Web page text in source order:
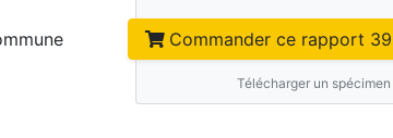
Commander ce rapport
Télécharger un spécimen